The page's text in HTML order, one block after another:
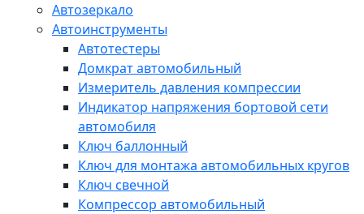
Автозеркало
Автоинструменты
Автотестеры
Домкрат автомобильный
Измеритель давления компрессии
Индикатор напряжения бортовой сети
автомобиля
Ключ баллонный
Ключ для монтажа автомобильных кругов
Ключ свечной
Компрессор автомобильный